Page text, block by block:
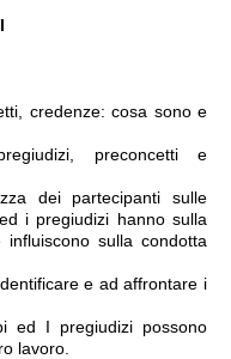
credenze: cosa sono e
preconcetti e
dei partecipanti sulle
i pregiudizi hanno sulla
sulla condotta
e ad affrontare i
ed I pregiudizi possono
lavoro.